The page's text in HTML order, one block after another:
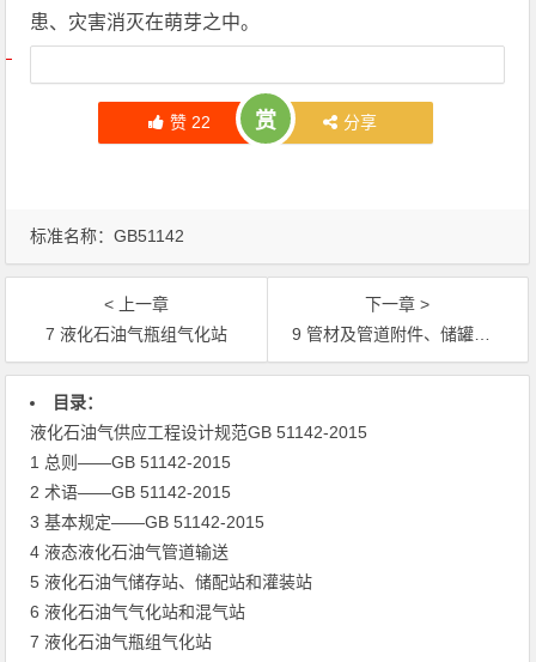
患、灾害消灭在萌芽之中。
文章导航
赞 22 赏 分享
标准名称：GB51142
< 上一章
7 液化石油气瓶组气化站
下一章 >
9 管材及管道附件、储罐及其他容器和防腐
目录：
液化石油气供应工程设计规范GB 51142-2015
1 总则——GB 51142-2015
2 术语——GB 51142-2015
3 基本规定——GB 51142-2015
4 液态液化石油气管道输送
5 液化石油气储存站、储配站和灌装站
6 液化石油气气化站和混气站
7 液化石油气瓶组气化站